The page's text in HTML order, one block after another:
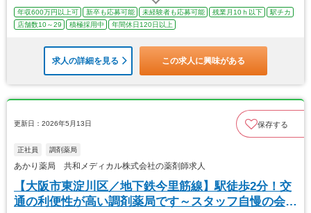
年収600万円以上可 新卒も応募可能 未経験者も応募可能 残業月10ｈ以下
駅チカ
店舗数10～29
積極採用中 年間休日120日以上
求人の詳細を見る この求人に興味がある
更新日：2026年5月13日 保存する
正社員 調剤薬局
あかり薬局 共和メディカル株式会社の薬剤師求人
【大阪市東淀川区／地下鉄今里筋線】駅徒歩2分！交
通の利便性が高い調剤薬局です～スタッフ自慢の会社